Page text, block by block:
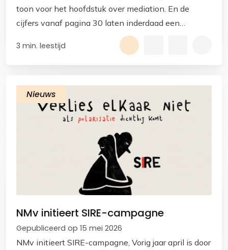
toon voor het hoofdstuk over mediation. En de
cijfers vanaf pagina 30 laten inderdaad een
duidelijke ontwikkeling zien.
3 min. leestijd
Nieuws
NMv initieert SIRE-campagne
Gepubliceerd op 15 mei 2026
NMv initieert SIRE-campagne, Vorig jaar april is door